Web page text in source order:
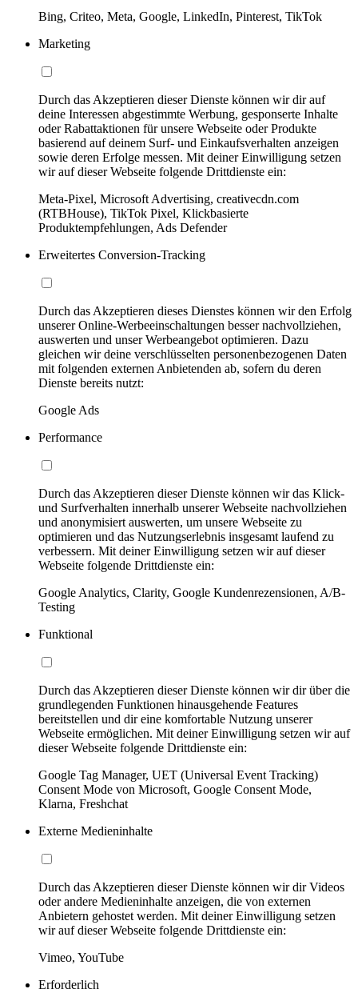
Bing, Criteo, Meta, Google, LinkedIn, Pinterest, TikTok
Marketing
Durch das Akzeptieren dieser Dienste können wir dir auf
deine Interessen abgestimmte Werbung, gesponserte Inhalte
oder Rabattaktionen für unsere Webseite oder Produkte
basierend auf deinem Surf- und Einkaufsverhalten anzeigen
sowie deren Erfolge messen. Mit deiner Einwilligung setzen
wir auf dieser Webseite folgende Drittdienste ein:
Meta-Pixel, Microsoft Advertising, creativecdn.com
(RTBHouse), TikTok Pixel, Klickbasierte
Produktempfehlungen, Ads Defender
Erweitertes Conversion-Tracking
Durch das Akzeptieren dieses Dienstes können wir den Erfolg
unserer Online-Werbeeinschaltungen besser nachvollziehen,
auswerten und unser Werbeangebot optimieren. Dazu
gleichen wir deine verschlüsselten personenbezogenen Daten
mit folgenden externen Anbietenden ab, sofern du deren
Dienste bereits nutzt:
Google Ads
Performance
Durch das Akzeptieren dieser Dienste können wir das Klick-
und Surfverhalten innerhalb unserer Webseite nachvollziehen
und anonymisiert auswerten, um unsere Webseite zu
optimieren und das Nutzungserlebnis insgesamt laufend zu
verbessern. Mit deiner Einwilligung setzen wir auf dieser
Webseite folgende Drittdienste ein:
Google Analytics, Clarity, Google Kundenrezensionen, A/B-
Testing
Funktional
Durch das Akzeptieren dieser Dienste können wir dir über die
grundlegenden Funktionen hinausgehende Features
bereitstellen und dir eine komfortable Nutzung unserer
Webseite ermöglichen. Mit deiner Einwilligung setzen wir auf
dieser Webseite folgende Drittdienste ein:
Google Tag Manager, UET (Universal Event Tracking)
Consent Mode von Microsoft, Google Consent Mode,
Klarna, Freshchat
Externe Medieninhalte
Durch das Akzeptieren dieser Dienste können wir dir Videos
oder andere Medieninhalte anzeigen, die von externen
Anbietern gehostet werden. Mit deiner Einwilligung setzen
wir auf dieser Webseite folgende Drittdienste ein:
Vimeo, YouTube
Erforderlich